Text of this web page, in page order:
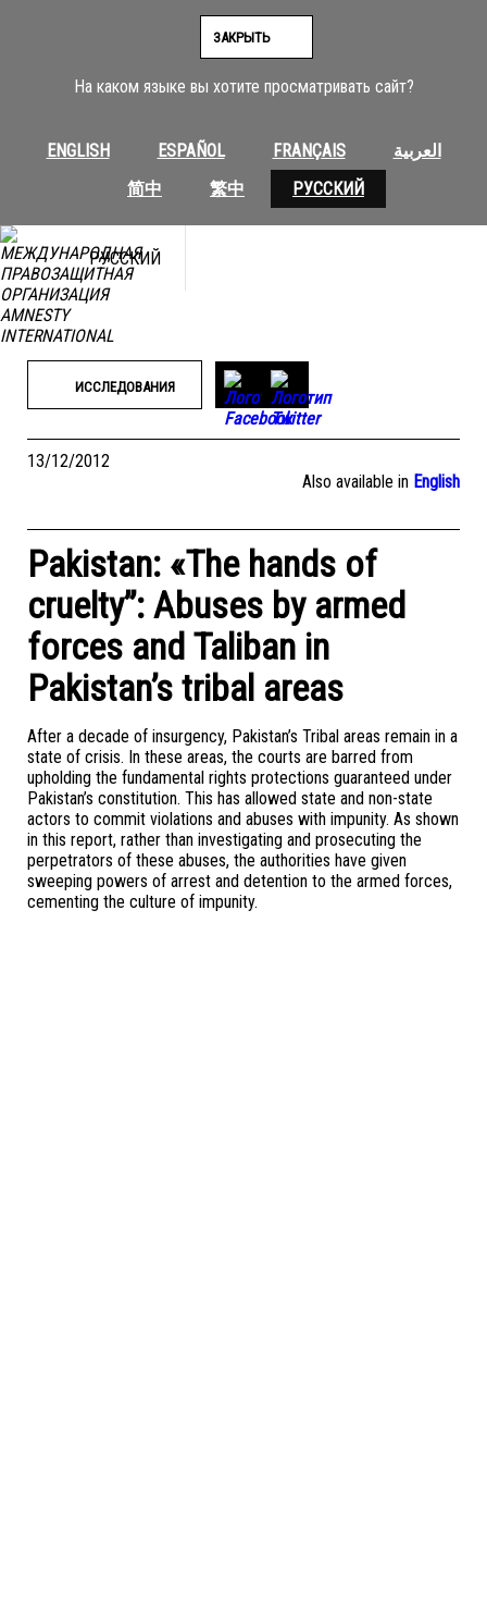
На каком языке вы хотите просматривать сайт?
ENGLISH ESPAÑOL FRANÇAIS
العربية
简中
繁中 РУССКИЙ
ЗАКРЫТЬ
РУССКИЙ
ИССЛЕДОВАНИЯ
13/12/2012
Also available in English
Pakistan: «The hands of
cruelty”: Abuses by armed
forces and Taliban in
Pakistan’s tribal areas
After a decade of insurgency, Pakistan’s Tribal areas remain in a
state of crisis. In these areas, the courts are barred from
upholding the fundamental rights protections guaranteed under
Pakistan’s constitution. This has allowed state and non-state
actors to commit violations and abuses with impunity. As shown
in this report, rather than investigating and prosecuting the
perpetrators of these abuses, the authorities have given
sweeping powers of arrest and detention to the armed forces,
cementing the culture of impunity.